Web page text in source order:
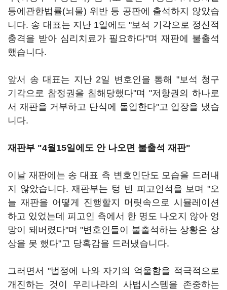
등에관한법률(뇌물) 위반 등 공판에 출석하지 않았습
니다. 송 대표는 지난 1일에도 "보석 기각으로 정신적
충격을 받아 심리치료가 필요하다"며 재판에 불출석
했습니다.
앞서 송 대표는 지난 2일 변호인을 통해 "보석 청구
기각으로 참정권을 침해당했다"며 "저항권의 하나로
서 재판을 거부하고 단식에 돌입한다"고 입장을 냈습
니다.
재판부 "4월15일에도 안 나오면 불출석 재판"
이날 재판에는 송 대표 측 변호인단도 모습을 드러내
지 않았습니다. 재판부는 텅 빈 피고인석을 보며 "오
늘 재판을 어떻게 진행할지 머릿속으로 시뮬레이션
하고 있었는데 피고인 측에서 한 명도 나오지 않아 엉
망이 돼버렸다"며 "변호인들이 불출석하는 상황은 상
상을 못 했다"고 당혹감을 드러냈습니다.
그러면서 "법정에 나와 자기의 억울함을 적극적으로
개진하는 것이 우리나라의 사법시스템을 존중하는